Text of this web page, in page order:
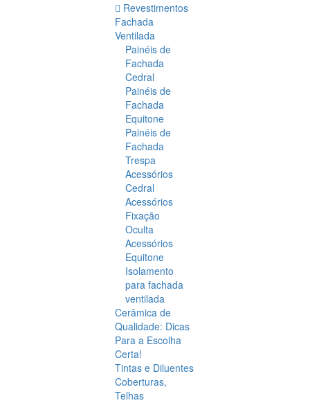
Revestimentos
Fachada
Ventilada
Painéis de
Fachada
Cedral
Painéis de
Fachada
Equitone
Painéis de
Fachada
Trespa
Acessórios
Cedral
Acessórios
Fixação
Oculta
Acessórios
Equitone
Isolamento
para fachada
ventilada
Cerâmica de
Qualidade: Dicas
Para a Escolha
Certa!
Tintas e Diluentes
Coberturas,
Telhas